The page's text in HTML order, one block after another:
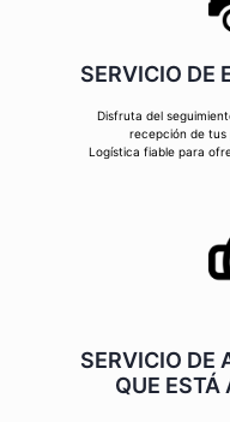
SERVICIO DE
Disfruta del
recepción de
Logística fiable para
SERVICIO DE
QUE ESTÁ